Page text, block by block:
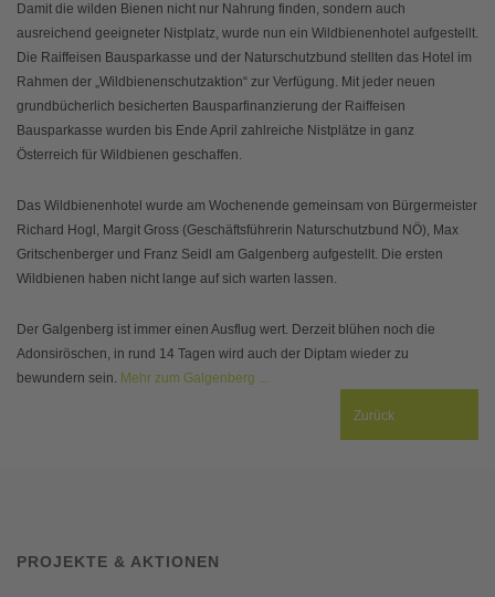
Damit die wilden Bienen nicht nur Nahrung finden, sondern auch
ausreichend geeigneter Nistplatz, wurde nun ein Wildbienenhotel aufgestellt.
Die Raiffeisen Bausparkasse und der Naturschutzbund stellten das Hotel im
Rahmen der „Wildbienenschutzaktion“ zur Verfügung. Mit jeder neuen
grundbücherlich besicherten Bausparfinanzierung der Raiffeisen
Bausparkasse wurden bis Ende April zahlreiche Nistplätze in ganz
Österreich für Wildbienen geschaffen.
Das Wildbienenhotel wurde am Wochenende gemeinsam von Bürgermeister
Richard Hogl, Margit Gross (Geschäftsführerin Naturschutzbund NÖ), Max
Gritschenberger und Franz Seidl am Galgenberg aufgestellt. Die ersten
Wildbienen haben nicht lange auf sich warten lassen.
Der Galgenberg ist immer einen Ausflug wert. Derzeit blühen noch die
Adonsiröschen, in rund 14 Tagen wird auch der Diptam wieder zu
bewundern sein. Mehr zum Galgenberg ...
Zurück
PROJEKTE & AKTIONEN